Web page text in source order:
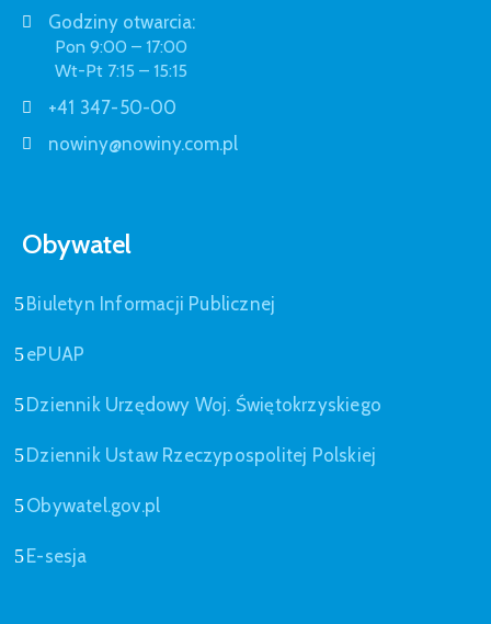
Godziny otwarcia:
Pon 9:00 – 17:00
Wt-Pt 7:15 – 15:15
+41 347-50-00
nowiny@nowiny.com.pl
Obywatel
Biuletyn Informacji Publicznej
ePUAP
Dziennik Urzędowy Woj. Świętokrzyskiego
Dziennik Ustaw Rzeczypospolitej Polskiej
Obywatel.gov.pl
E-sesja